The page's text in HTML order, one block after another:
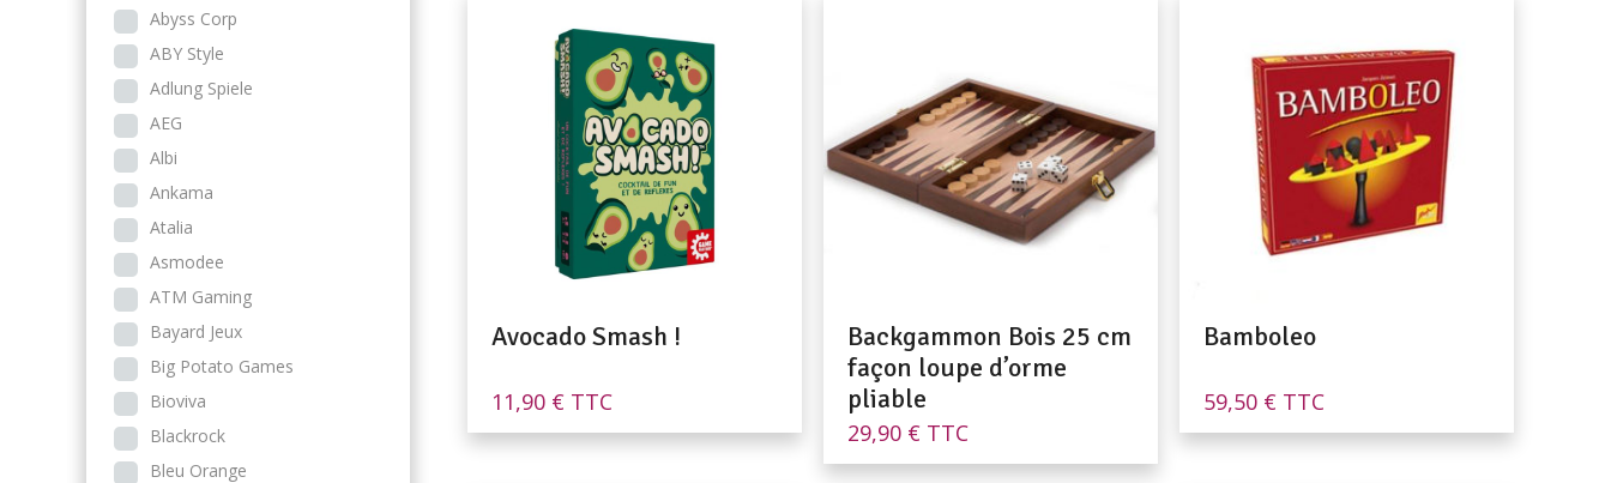
Avocado Smash !
11,90 € TTC
Backgammon Bois 25 cm
façon loupe d’orme
pliable
29,90 € TTC
Bamboleo
59,50 € TTC
Abyss Corp
ABY Style
Adlung Spiele
AEG
Albi
Ankama
Atalia
Asmodee
ATM Gaming
Bayard Jeux
Big Potato Games
Bioviva
Blackrock
Bleu Orange